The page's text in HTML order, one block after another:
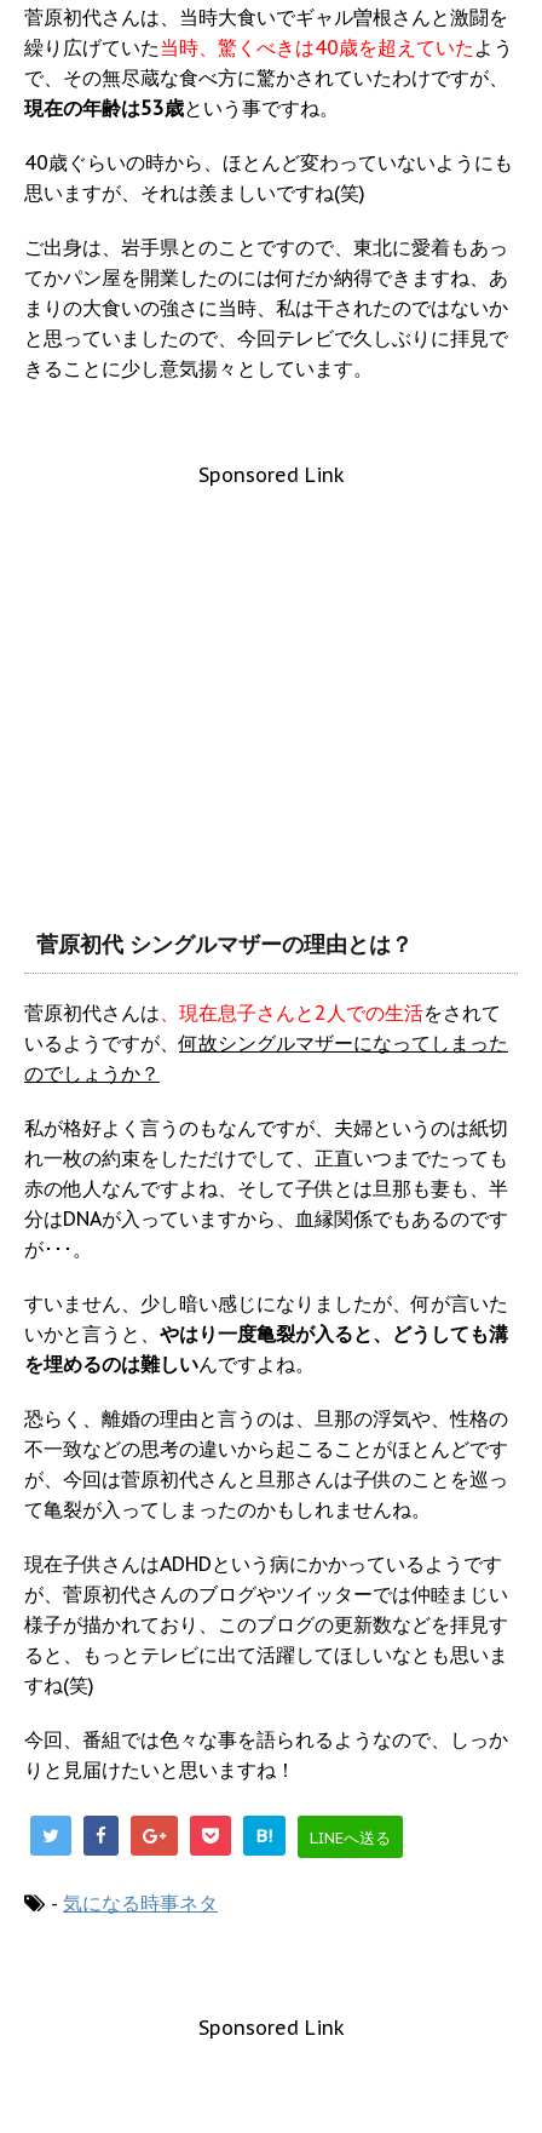
菅原初代さんは、当時大食いでギャル曽根さんと激闘を
繰り広げていた当時、驚くべきは40歳を超えていた よう
で、その無尽蔵な食べ方に驚かされていたわけですが、
現在の年齢は53歳という事ですね。
40歳ぐらいの時から、ほとんど変わっていないようにも
思いますが、それは羨ましいですね(笑)
ご出身は、岩手県とのことですので、東北に愛着もあっ
てかパン屋を開業したのには何だか納得できますね、あ
まりの大食いの強さに当時、私は干されたのではないか
と思っていましたので、今回テレビで久しぶりに拝見で
きることに少し意気揚々としています。
Sponsored Link
菅原初代 シングルマザーの理由とは？
菅原初代さんは、現在息子さんと2人での生活をされて
いるようですが、何故シングルマザーになってしまった
のでしょうか？
私が格好よく言うのもなんですが、夫婦というのは紙切
れ一枚の約束をしただけでして、正直いつまでたっても
赤の他人なんですよね、そして子供とは旦那も妻も、半
分はDNAが入っていますから、血縁関係でもあるのです
が･･･。
すいません、少し暗い感じになりましたが、何が言いた
いかと言うと、 やはり一度亀裂が入ると、どうしても溝
を埋めるのは難しいんですよね。
恐らく、離婚の理由と言うのは、旦那の浮気や、性格の
不一致などの思考の違いから起こることがほとんどです
が、今回は菅原初代さんと旦那さんは子供のことを巡っ
て亀裂が入ってしまったのかもしれませんね。
現在子供さんはADHDという病にかかっているようです
が、菅原初代さんのブログやツイッターでは仲睦まじい
様子が描かれており、このブログの更新数などを拝見す
ると、もっとテレビに出て活躍してほしいなとも思いま
すね(笑)
今回、番組では色々な事を語られるようなので、しっか
りと見届けたいと思いますね！
B! LINEへ送る
- 気になる時事ネタ
Sponsored Link